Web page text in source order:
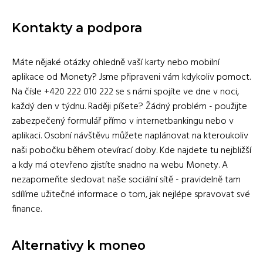
Kontakty a podpora
Máte nějaké otázky ohledně vaší karty nebo mobilní
aplikace od Monety? Jsme připraveni vám kdykoliv pomoct.
Na čísle +420 222 010 222 se s námi spojíte ve dne v noci,
každý den v týdnu. Raději píšete? Žádný problém - použijte
zabezpečený formulář přímo v internetbankingu nebo v
aplikaci. Osobní návštěvu můžete naplánovat na kteroukoliv
naši pobočku během otevírací doby. Kde najdete tu nejbližší
a kdy má otevřeno zjistíte snadno na webu Monety. A
nezapomeňte sledovat naše sociální sítě - pravidelně tam
sdílíme užitečné informace o tom, jak nejlépe spravovat své
finance.
Alternativy k moneo